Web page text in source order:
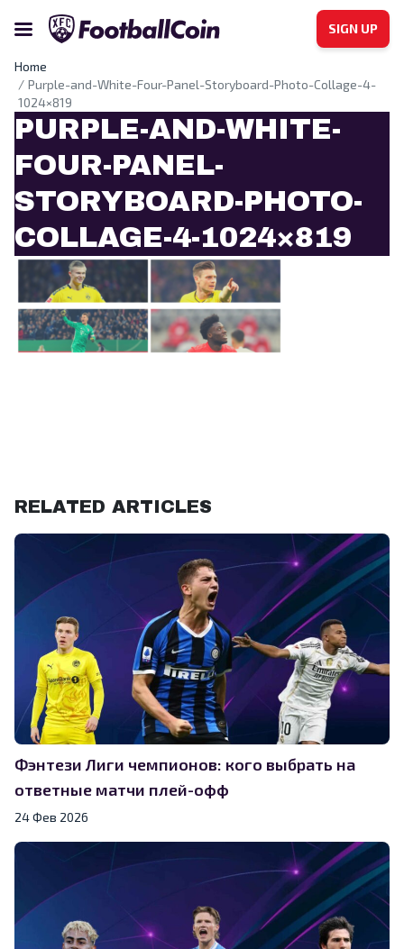
SIGN UP
Home
Purple-and-White-Four-Panel-Storyboard-Photo-Collage-4-
1024×819
PURPLE-AND-WHITE-
FOUR-PANEL-
STORYBOARD-PHOTO-
COLLAGE-4-1024×819
RELATED ARTICLES
Фэнтези Лиги чемпионов: кого выбрать на
ответные матчи плей-офф
24 Фев 2026